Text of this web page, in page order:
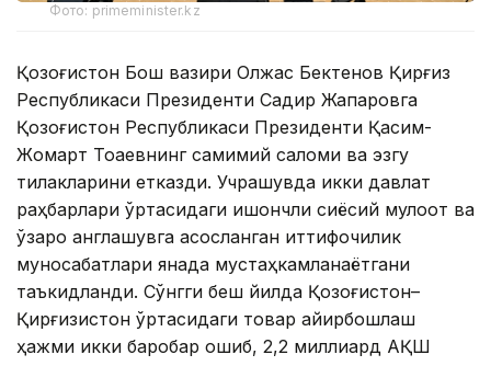
Фото: primeminister.kz
Қозоғистон Бош вазири Олжас Бектенов Қирғиз
Республикаси Президенти Садир Жапаровга
Қозоғистон Республикаси Президенти Қасим-
Жомарт Тоқаевнинг самимий саломи ва эзгу
тилакларини етказди. Учрашувда икки давлат
раҳбарлари ўртасидаги ишончли сиёсий мулоқот ва
ўзаро англашувга асосланган иттифоқчилик
муносабатлари янада мустаҳкамланаётгани
таъкидланди. Сўнгги беш йилда Қозоғистон–
Қирғизистон ўртасидаги товар айирбошлаш
ҳажми икки баробар ошиб, 2,2 миллиард АҚШ